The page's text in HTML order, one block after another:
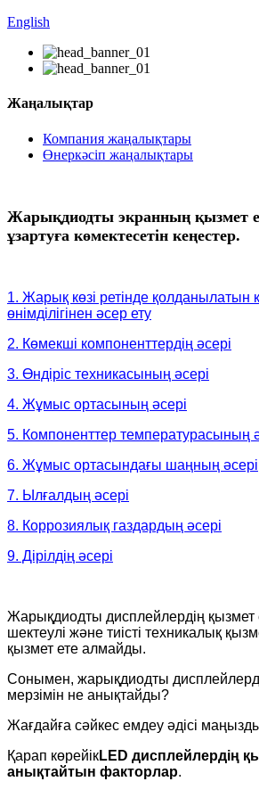
English
Жаңалықтар
Компания жаңалықтары
Өнеркәсіп жаңалықтары
Жарықдиодты экранның қызмет
ұзартуға көмектесетін кеңестер.
1. Жарық көзі ретінде қолданылатын
өнімділігінен әсер ету
2. Көмекші компоненттердің әсері
3. Өндіріс техникасының әсері
4. Жұмыс ортасының әсері
5. Компоненттер температурасының
6. Жұмыс ортасындағы шаңның әсері
7. Ылғалдың әсері
8. Коррозиялық газдардың әсері
9. Дірілдің әсері
Жарықдиодты дисплейлердің қызмет
шектеулі және тиісті техникалық
қызмет ете алмайды.
Сонымен, жарықдиодты
мерзімін не анықтайды?
Жағдайға сәйкес емдеу әдісі
Қарап көрейікLED дисплейлердің
анықтайтын факторлар.